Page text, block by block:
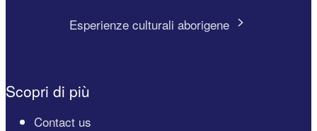
Esperienze culturali aborigene
Scopri di più
Contact us